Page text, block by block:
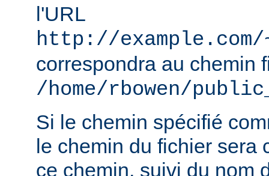
l'URL
http://
correspondra au chemin
/home/rbowen/
Si le chemin spécifié
le chemin du fichier sera
ce chemin, suivi du nom